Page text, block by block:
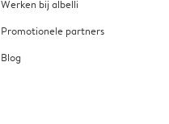
Werken bij albelli
Promotionele partners
Blog